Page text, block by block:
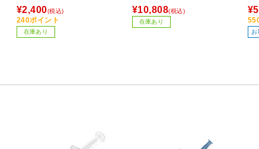
¥2,400(税込)
240ポイント
在庫あり
¥10,808(税込)
在庫あり
お